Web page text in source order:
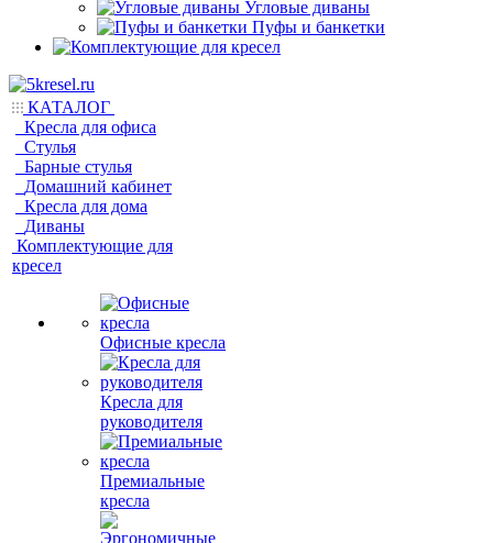
Угловые диваны
Пуфы и банкетки
КАТАЛОГ
Кресла для офиса
Стулья
Барные стулья
Домашний кабинет
Кресла для дома
Диваны
Комплектующие для
кресел
Офисные кресла
Кресла для
руководителя
Премиальные
кресла